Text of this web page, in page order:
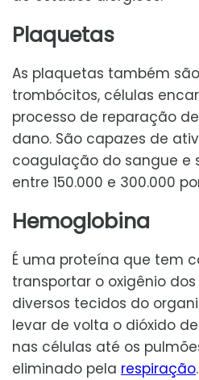
Plaquetas
As plaquetas também
trombócitos, células
processo de reparação
dano. São capazes de
coagulação do sangue e
entre 150.000 e 300.000
Hemoglobina
É uma proteína que tem
transportar o oxigênio
diversos tecidos do
levar de volta o dióxido
nas células até os
eliminado pela respiração